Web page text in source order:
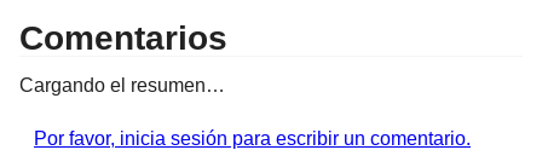
Comentarios
Cargando el resumen…
Por favor, inicia sesión para escribir un comentario.